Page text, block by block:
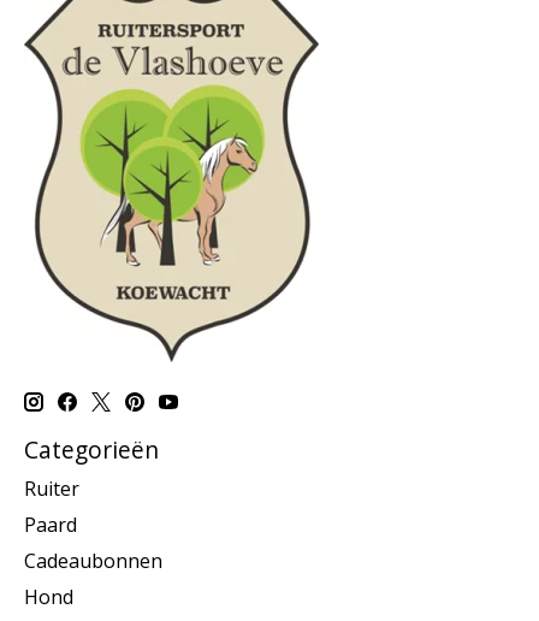
Categorieën
Ruiter
Paard
Cadeaubonnen
Hond